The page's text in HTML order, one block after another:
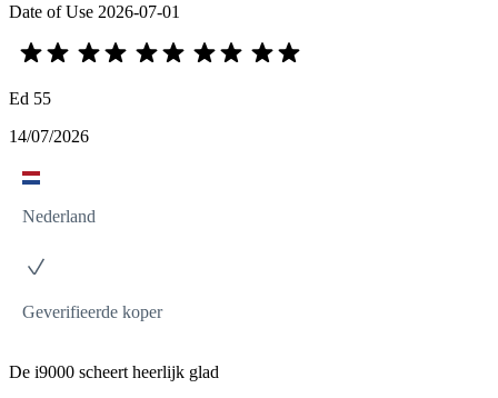
Date of Use 2026-07-01
Ed 55
14/07/2026
Nederland
Geverifieerde koper
De i9000 scheert heerlijk glad